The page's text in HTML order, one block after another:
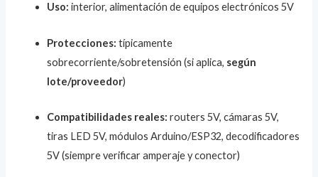
Uso: interior, alimentación de equipos electrónicos 5V
Protecciones: típicamente
sobrecorriente/sobretensión (si aplica, según
lote/proveedor)
Compatibilidades reales: routers 5V, cámaras 5V,
tiras LED 5V, módulos Arduino/ESP32, decodificadores
5V (siempre verificar amperaje y conector)